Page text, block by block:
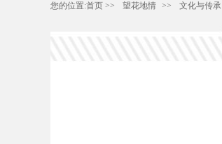
您的位置:首页 >> 望花地情 >> 文化与传承